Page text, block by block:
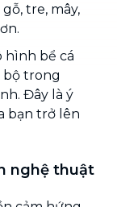
tre, mây,
hình bể cá
bộ trong
Đây là ý
bạn trở lên
nghệ thuật